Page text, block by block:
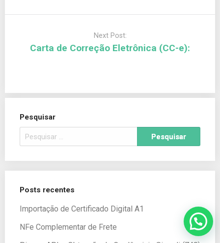
Next Post:
Carta de Correção Eletrônica (CC-e):
Pesquisar
Posts recentes
Importação de Certificado Digital A1
NFe Complementar de Frete